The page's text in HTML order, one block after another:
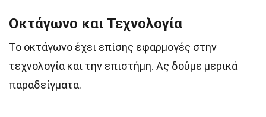
Οκτάγωνο και Τεχνολογία
Το οκτάγωνο έχει επίσης εφαρμογές στην
τεχνολογία και την επιστήμη. Ας δούμε μερικά
παραδείγματα.